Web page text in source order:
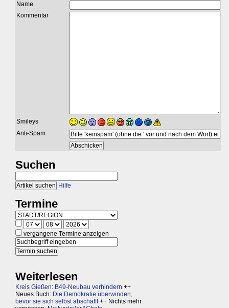
Name
Kommentar
Smileys
Anti-Spam
Suchen
Hilfe
Termine
vergangene Termine anzeigen
Weiterlesen
Kreis Gießen: B49-Neubau verhindern ++
Neues Buch: Die Demokratie überwinden,
bevor sie sich selbst abschafft++ Nichts mehr